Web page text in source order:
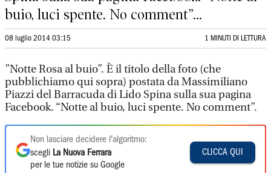
buio, luci spente. No comment”...
08 luglio 2014 03:15 1 MINUTI DI LETTURA
”Notte Rosa al buio”. È il titolo della foto (che
pubblichiamo qui sopra) postata da Massimiliano
Piazzi del Barracuda di Lido Spina sulla sua pagina
Facebook. “Notte al buio, luci spente. No comment”.
Non lasciare decidere l'algoritmo:
scegli La Nuova Ferrara
per le tue notizie su Google
CLICCA QUI